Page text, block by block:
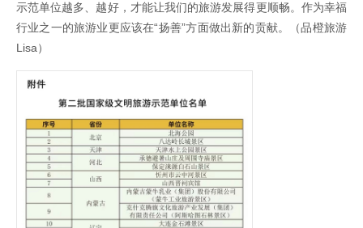
示范单位越多、越好，才能让我们的旅游发展得更顺畅。作为幸福
行业之一的旅游业更应该在“扬善”方面做出新的贡献。（品橙旅游
Lisa）